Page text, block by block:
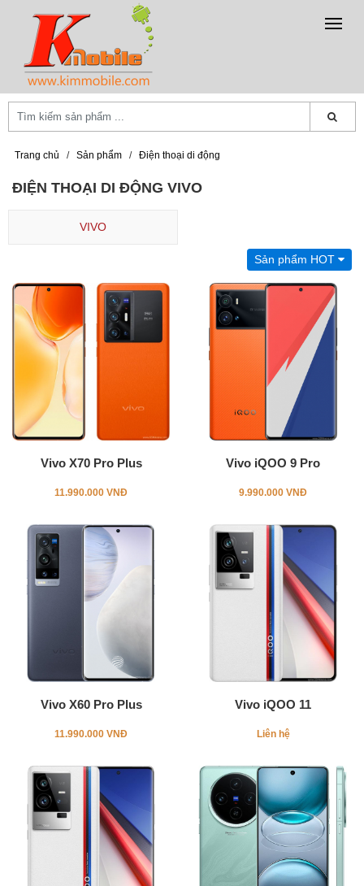
Trang chủ / Sản phẩm / Điện thoại di động
ĐIỆN THOẠI DI ĐỘNG VIVO
VIVO
Sản phẩm HOT
Vivo X70 Pro Plus
11.990.000 VNĐ
Vivo iQOO 9 Pro
9.990.000 VNĐ
Vivo X60 Pro Plus
11.990.000 VNĐ
Vivo iQOO 11
Liên hệ